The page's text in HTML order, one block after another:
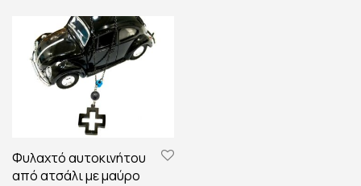
Φυλαχτό αυτοκινήτου
από ατσάλι με μαύρο